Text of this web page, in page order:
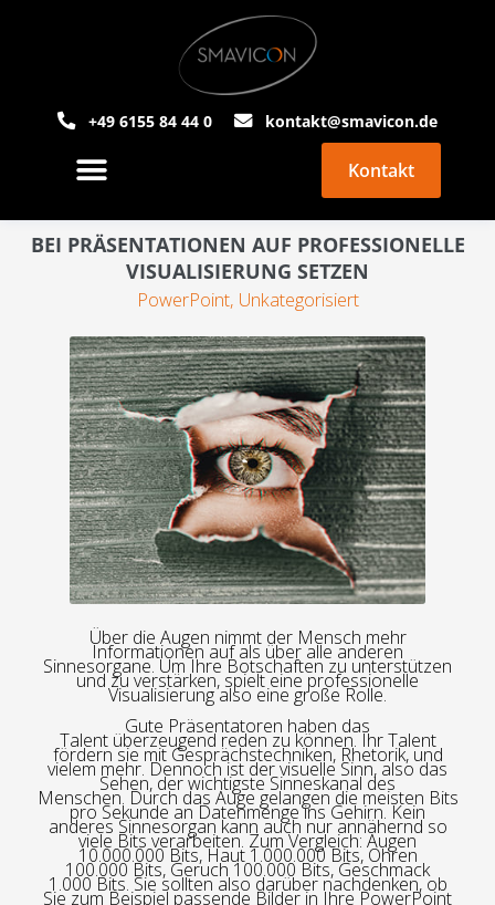
+49 6155 84 44 0 kontakt@smavicon.de
Kontakt
BEI PRÄSENTATIONEN AUF PROFESSIONELLE
VISUALISIERUNG SETZEN
PowerPoint, Unkategorisiert
Über die Augen nimmt der Mensch mehr
Informationen auf als über alle anderen
Sinnesorgane. Um Ihre Botschaften zu unterstützen
und zu verstärken, spielt eine professionelle
Visualisierung also eine große Rolle.
Gute Präsentatoren haben das
Talent überzeugendreden zu können. Ihr Talent
fördern sie mit Gesprächstechniken, Rhetorik, und
vielem mehr. Dennoch ist der visuelle Sinn, also das
Sehen, der wichtigste Sinneskanal des
Menschen.Durch das Augegelangen die meisten Bits
pro Sekundean Datenmengeins Gehirn. Kein
anderes Sinnesorgan kannauch nur annähernd so
viele Bits verarbeiten. Zum Vergleich: Augen
10.000.000Bits, Haut 1.000.000Bits, Ohren
100.000Bits, Geruch 100.000Bits, Geschmack
1.000Bits. Sie sollten also darüber nachdenken, ob
Sie zum Beispiel passende Bilder in Ihre PowerPoint